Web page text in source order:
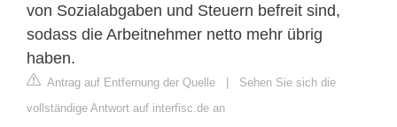
von Sozialabgaben und Steuern befreit sind,
sodass die Arbeitnehmer netto mehr übrig
haben.
Antrag auf Entfernung der Quelle | Sehen Sie sich die
vollständige Antwort auf interfisc.de an